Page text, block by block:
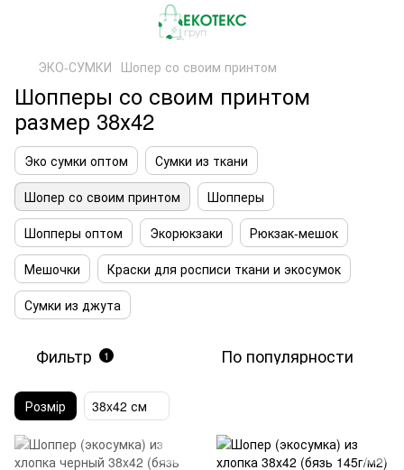
ЭКО-СУМКИ Шопер со своим принтом
Шопперы со своим принтом
размер 38х42
Эко сумки оптом
Сумки из ткани
Шопер со своим принтом
Шопперы
Шопперы оптом
Экорюкзаки
Рюкзак-мешок
Мешочки
Краски для росписи ткани и экосумок
Сумки из джута
Фильтр 1 По популярности
Розмір 38x42 см